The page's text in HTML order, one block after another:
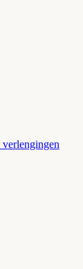
verlengingen